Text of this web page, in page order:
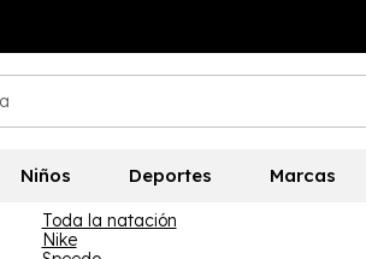
Niños Deportes Marcas
Toda la natación
Nike